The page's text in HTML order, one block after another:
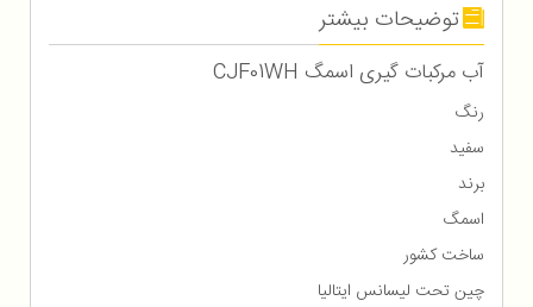
توضیحات بیشتر
آب مرکبات گیری اسمگ CJF01WH
رنگ
سفید
برند
اسمگ
ساخت کشور
چین تحت لیسانس ایتالیا